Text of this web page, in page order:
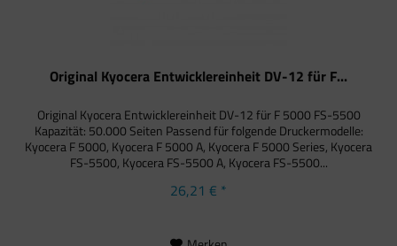
Original Kyocera Entwicklereinheit DV-12 für F...
Original Kyocera Entwicklereinheit DV-12 für F 5000 FS-5500
Kapazität: 50.000 Seiten Passend für folgende Druckermodelle:
Kyocera F 5000, Kyocera F 5000 A, Kyocera F 5000 Series, Kyocera
FS-5500, Kyocera FS-5500 A, Kyocera FS-5500...
26,21 € *